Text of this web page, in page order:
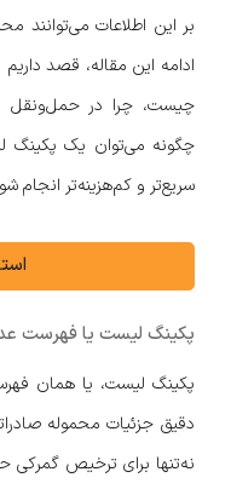
بر این اطلاعات می‌توانند
ادامه این مقاله، قصد
چیست، چرا در حمل‌ونقل
چگونه می‌توان یک پکینگ
سریع‌تر و کم‌هزینه‌تر انجام
پکینگ لیست یا فهرست
پکینگ لیست، یا همان
دقیق جزئیات محموله
نه‌تنها برای ترخیص